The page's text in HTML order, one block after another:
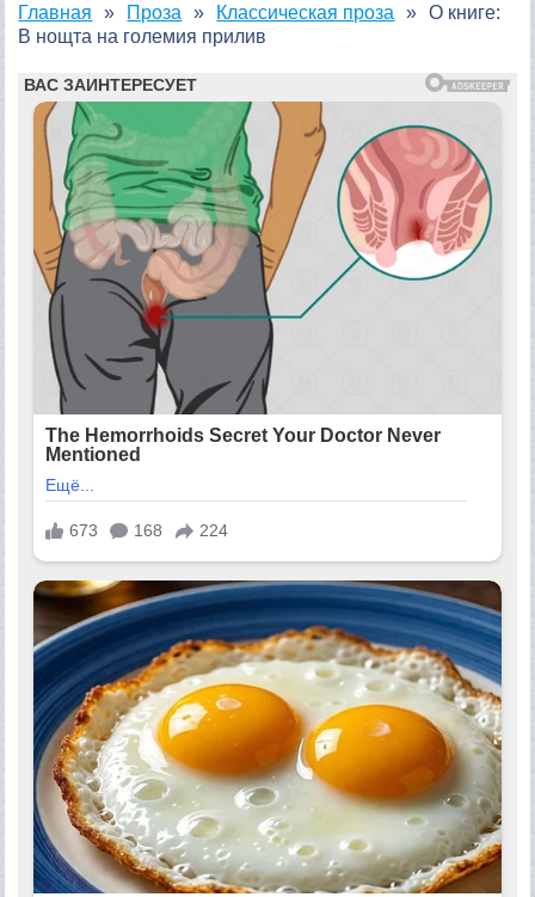
Главная Проза Классическая проза
О книге:
В нощта на големия прилив